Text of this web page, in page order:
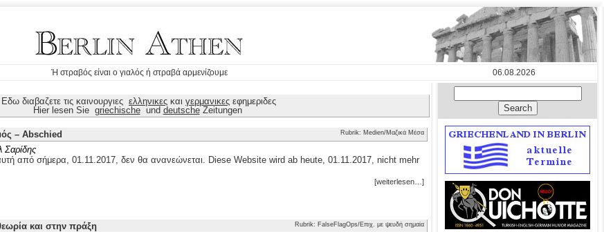
Ή στραβός είναι ο γιαλός ή στραβά αρμενίζουμε
06.08.2026
Εδω διαβαζετε τις καινουργιες ελληνικες και γερμανικες εφημεριδες
Hier lesen Sie griechischeund deutscheZeitungen
Rubrik: Medien/Μαζικά Μέσα
– Abschied
από σήμερα, 01.11.2017, δεν θα ανανεώνεται. Diese Website wird ab heute, 01.11.2017, nicht mehr
[weiterlesen…]
Rubrik: FalseFlagOps/Επιχ. με ψευδή σημαία
και στην πράξη